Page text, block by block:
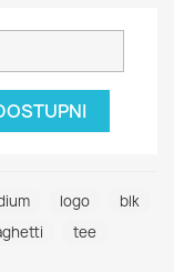
logo
blk
tee